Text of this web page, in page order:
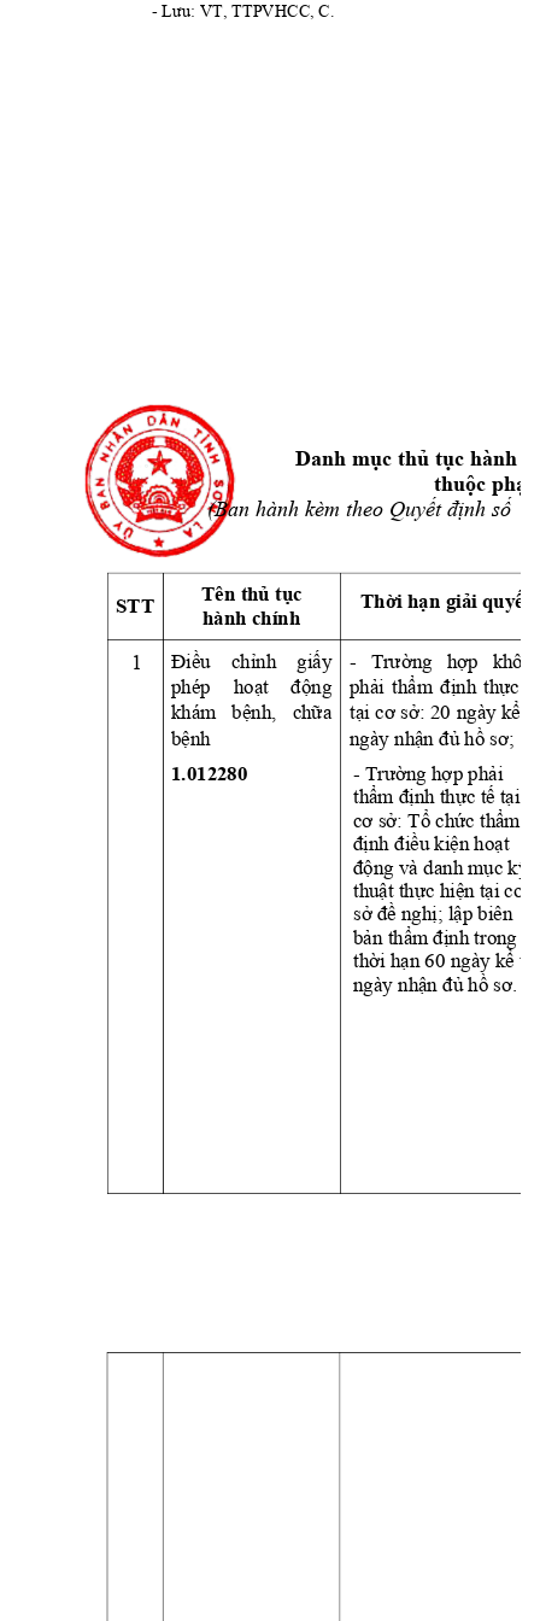
- Lưu: VT, TTPVHCC, C.
Danh mục thủ tục hành
thuộc
(Ban hành kèm theo Quyết định số
STT
Tên thủ tục
hành chính
Thời hạn giải quyết
1 Điều chỉnh
giấy
phép
hoạt
động
khám
bệnh,
chữa
bệnh
1.012280
- Trường hợp
phải thẩm định thực
tại cơ sở: 20 ngày kể
ngày nhận đủ hồ sơ;
- Trường hợp phải
thẩm định thực tế tại
cơ sở: Tổ chức thẩm
định điều kiện hoạt
động và danh mục kỹ
thuật thực hiện tại cơ
sở đề nghị; lập biên
bản thẩm định trong
thời hạn 60 ngày kể từ
ngày nhận đủ hồ sơ.